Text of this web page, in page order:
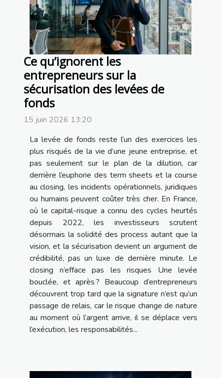
Ce qu’ignorent les
entrepreneurs sur la
sécurisation des levées de
fonds
15 juin 2026 13:20
La levée de fonds reste l’un des exercices les
plus risqués de la vie d’une jeune entreprise, et
pas seulement sur le plan de la dilution, car
derrière l’euphorie des term sheets et la course
au closing, les incidents opérationnels, juridiques
ou humains peuvent coûter très cher. En France,
où le capital-risque a connu des cycles heurtés
depuis 2022, les investisseurs scrutent
désormais la solidité des process autant que la
vision, et la sécurisation devient un argument de
crédibilité, pas un luxe de dernière minute. Le
closing n’efface pas les risques Une levée
bouclée, et après ? Beaucoup d’entrepreneurs
découvrent trop tard que la signature n’est qu’un
passage de relais, car le risque change de nature
au moment où l’argent arrive, il se déplace vers
l’exécution, les responsabilités...